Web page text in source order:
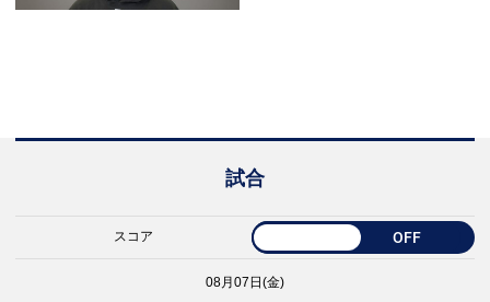
試合
スコア OFF
08月07日(金)